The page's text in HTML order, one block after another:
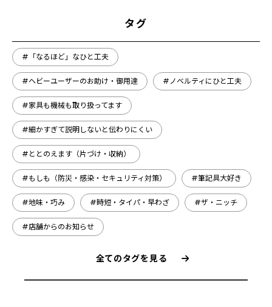
タグ
#「なるほど」なひと工夫
#ヘビーユーザーのお助け・御用達 #ノベルティにひと工夫
#家具も機械も取り扱ってます
#細かすぎて説明しないと伝わりにくい
#ととのえます（片づけ・収納）
#もしも（防災・感染・セキュリティ対策） #筆記具大好き
#地味・巧み #時短・タイパ・早わざ #ザ・ニッチ
#店舗からのお知らせ
全てのタグを見る